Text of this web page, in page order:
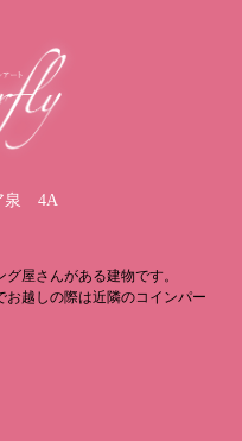
泉 4A
屋さんがある建物です。
越しの際は近隣のコインパー